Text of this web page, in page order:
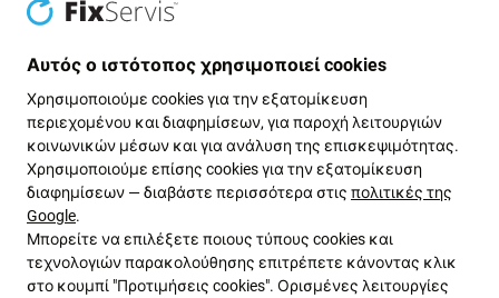
S25 | Μαύρο | Black | SBS
18,13 €
ΣΕ ΑΠΌΘΕΜΑ 1 τεμ
1 €
ΣΕ ΑΠΌΘΕΜΑ 2 τεμ
Αυτός ο ιστότοπος χρησιμοποιεί cookies
Χρησιμοποιούμε cookies για την εξατομίκευση
περιεχομένου και διαφημίσεων, για παροχή λειτουργιών
κοινωνικών μέσων και για ανάλυση της επισκεψιμότητας.
Χρησιμοποιούμε επίσης cookies για την εξατομίκευση
διαφημίσεων — διαβάστε περισσότερα στις πολιτικές της
Google.
Μπορείτε να επιλέξετε ποιους τύπους cookies και
τεχνολογιών παρακολούθησης επιτρέπετε κάνοντας κλικ
στο κουμπί "Προτιμήσεις cookies". Ορισμένες λειτουργίες